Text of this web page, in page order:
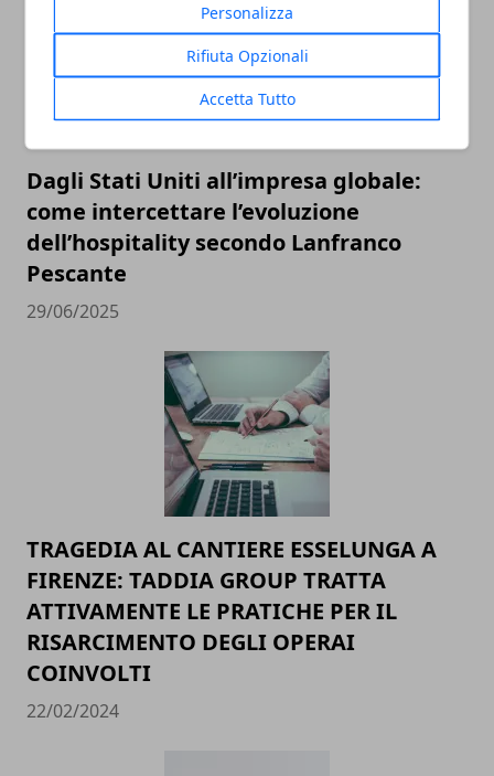
Personalizza
Rifiuta Opzionali
Accetta Tutto
Dagli Stati Uniti all’impresa globale:
come intercettare l’evoluzione
dell’hospitality secondo Lanfranco
Pescante
29/06/2025
TRAGEDIA AL CANTIERE ESSELUNGA A
FIRENZE: TADDIA GROUP TRATTA
ATTIVAMENTE LE PRATICHE PER IL
RISARCIMENTO DEGLI OPERAI
COINVOLTI
22/02/2024